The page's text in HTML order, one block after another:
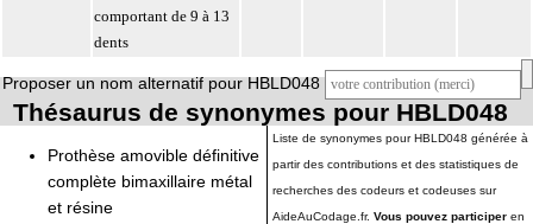
comportant de 9 à 13
dents
Proposer un nom alternatif pour HBLD048
Thésaurus de synonymes pour HBLD048
Prothèse amovible définitive
complète bimaxillaire métal
et résine
Liste de synonymes pour HBLD048 générée à
partir des contributions et des statistiques de
recherches des codeurs et codeuses sur
AideAuCodage.fr. Vous pouvez participer en